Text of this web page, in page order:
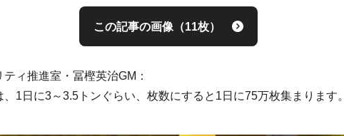
この記事の画像（11枚）
ィ推進室・冨樫英治GM：
1日に3～3.5トンぐらい、枚数にすると1日に75万枚集まります。